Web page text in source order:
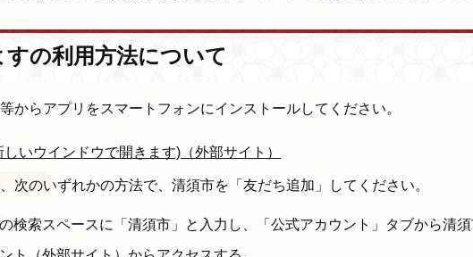
の利用方法について
らアプリをスマートフォンにインストールしてください。
いウインドウで開きます)（外部サイト）
のいずれかの方法で、清須市を「友だち追加」してください。
検索スペースに「清須市」と入力し、「公式アカウント」タブから清